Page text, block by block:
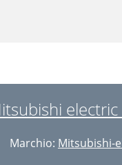
electric
Marchio: Mitsubishi-